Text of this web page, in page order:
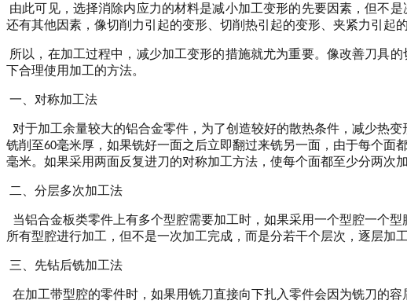
由此可见，选择消除内应力的材料是减小加工变形的先要因素 ，但不
还有其他因素，像切削力引起的变形、切削热引起的变形、夹紧力引起的
所以，在加工过程中，减少加工变形的措施就尤为重要。像改善刀具
下合理使用加工的方法。
一、 对称加工法
对于加工余量较大的铝合金零件，为了创造较好的散热条件，减少热
铣削至60毫米厚，如果铣好一面之后立即翻过来铣另一面，由于每个
毫米。如果采用两面反复进刀的对称加工方法，使每个面都至少分两次
二、 分层多次加工法
当铝合金板类零件上有多个型腔需要加工时，如果采用一个型腔一个
所有型腔进行加工，但不是一次加工完成，而是分若干个层次，逐层加
三、 先钻后铣加工法
在加工带型腔的零件时，如果用铣刀直接向下扎入零件会因为铣刀的